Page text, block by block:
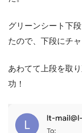
グリーンシート下
たので、下段にチ
あわてて上段を取
功！